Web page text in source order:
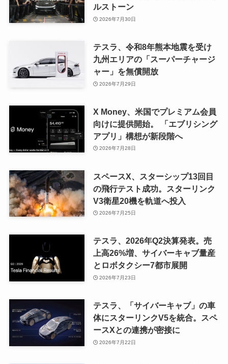
ルストーン
2026年7月30日
テスラ、令和8年熊本地震を受け
九州エリアの「スーパーチャージ
ャー」を無償開放
2026年7月29日
X Money、米国でプレミアム会員
向けに提供開始。 「エブリシング
アプリ」構想が新段階へ
2026年7月28日
スペースX、スターシップ13回目
の飛行テスト成功。スターリンク
V3衛星20機を軌道へ投入
2026年7月25日
テスラ、2026年Q2決算発表。売
上高26%増、サイバーキャブ量産
とロボタクシー7都市展開
2026年7月23日
テスラ、「サイバーキャブ」の車
体にスターリンクV5を統合。スペ
ースXとの連携が密接に
2026年7月22日